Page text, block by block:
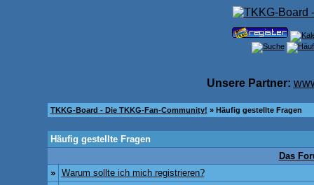
Unsere Partner:
TKKG-Board - Die TKKG-Fan-Community! » Häufig gestellte Fragen
Häufig gestellte Fragen
Das
»
Warum sollte ich mich registrieren?